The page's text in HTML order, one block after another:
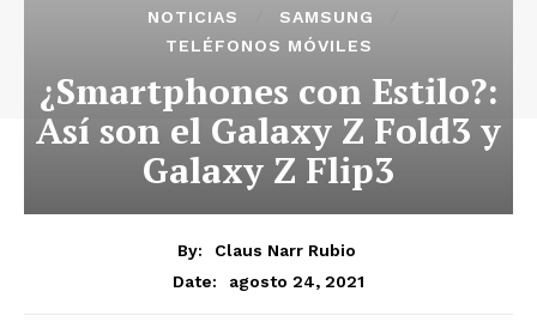
NOTICIAS
SAMSUNG
TELÉFONOS MÓVILES
¿Smartphones con Estilo?:
Así son el Galaxy Z Fold3 y
Galaxy Z Flip3
By:
Claus Narr Rubio
Date:
agosto 24, 2021